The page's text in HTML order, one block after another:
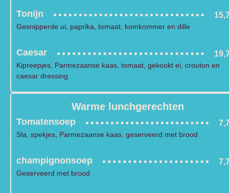
Tonijn
Gesnipperde ui, paprika, tomaat, komkommer en dille
Caesar
Kipreepjes, Parmezaanse kaas, tomaat, gekookt ei, crouton en
caesar dressing.
Warme lunchgerechten
Tomatensoep
Sla, spekjes, Parmezaanse kaas, geserveerd met brood
champignonsoep
Geserveerd met brood